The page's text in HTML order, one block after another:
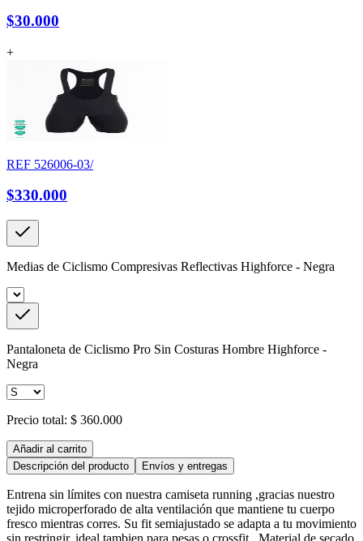
$30.000
+
REF 526006-03/
$330.000
Medias de Ciclismo Compresivas Reflectivas Highforce - Negra
Pantaloneta de Ciclismo Pro Sin Costuras Hombre Highforce -
Negra
Precio total: $ 360.000
Añadir al carrito
Descripción del producto
Envíos y entregas
Entrena sin límites con nuestra camiseta running ,gracias nuestro
tejido microperforado de alta ventilación que mantiene tu cuerpo
fresco mientras corres. Su fit semiajustado se adapta a tu movimiento